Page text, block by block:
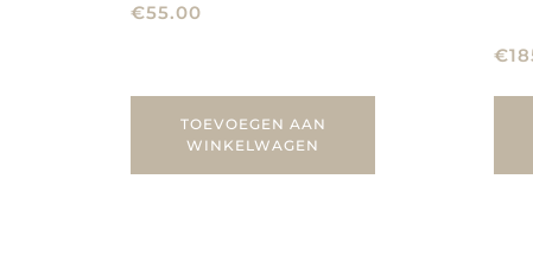
€55.00
TOEVOEGEN AAN
WINKELWAGEN
€